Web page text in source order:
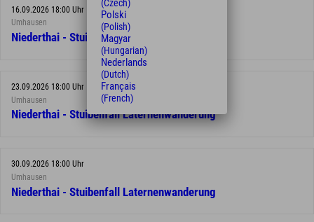
16.09.2026 18:00 Uhr
Umhausen
Niederthai - Stuibenfall Laternenwanderung
23.09.2026 18:00 Uhr
Umhausen
Niederthai - Stuibenfall Laternenwanderung
30.09.2026 18:00 Uhr
Umhausen
Niederthai - Stuibenfall Laternenwanderung
(Czech)
Polski
(Polish)
Magyar
(Hungarian)
Nederlands
(Dutch)
Français
(French)